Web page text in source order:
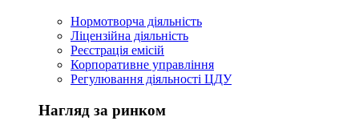
Нормотворча діяльність
Ліцензійна діяльність
Реєстрація емісій
Корпоративне управління
Регулювання діяльності ЦДУ
Нагляд за ринком